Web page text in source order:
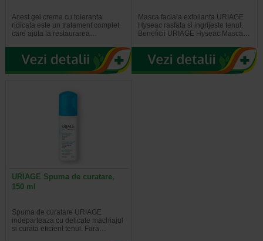
Acest gel crema cu toleranta
ridicata este un tratament complet
care ajuta la restaurarea…
Masca faciala exfolianta URIAGE
Hyseac rasfata si ingrijeste tenul.
Beneficii URIAGE Hyseac Masca…
URIAGE Spuma de curatare,
150 ml
Spuma de curatare URIAGE
indeparteaza cu delicate machiajul
si curata eficient tenul. Fara…